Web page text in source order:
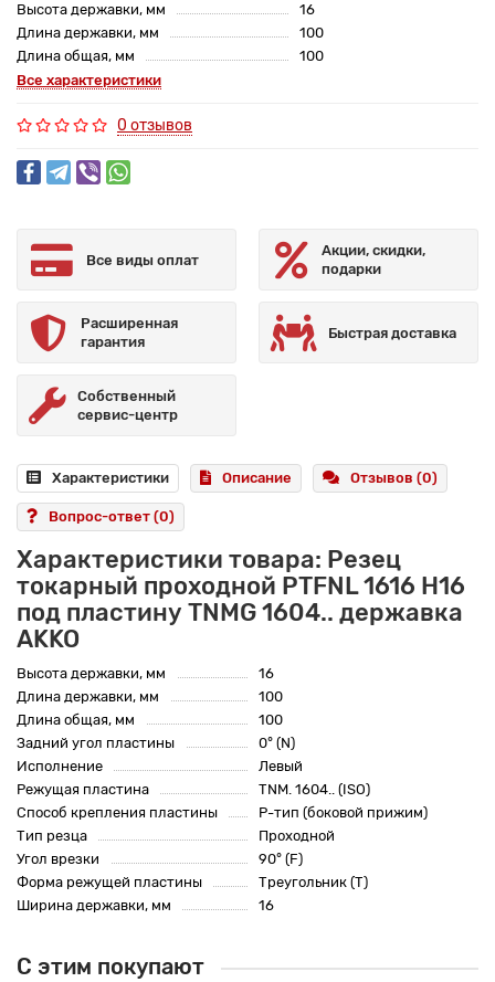
Высота державки, мм
16
Длина державки, мм
100
Длина общая, мм
100
Все характеристики
0 отзывов
Все виды оплат
Акции, скидки,
подарки
Расширенная
гарантия
Быстрая доставка
Собственный
сервис-центр
Характеристики Описание Отзывов (0)
Вопрос-ответ (0)
Характеристики товара: Резец
токарный проходной PTFNL 1616 H16
под пластину TNMG 1604.. державка
AKKO
Высота державки, мм
16
Длина державки, мм
100
Длина общая, мм
100
Задний угол пластины
0° (N)
Исполнение
Левый
Режущая пластина
TNM. 1604.. (ISO)
Способ крепления пластины
P-тип (боковой прижим)
Тип резца
Проходной
Угол врезки
90° (F)
Форма режущей пластины
Треугольник (T)
Ширина державки, мм
16
С этим покупают